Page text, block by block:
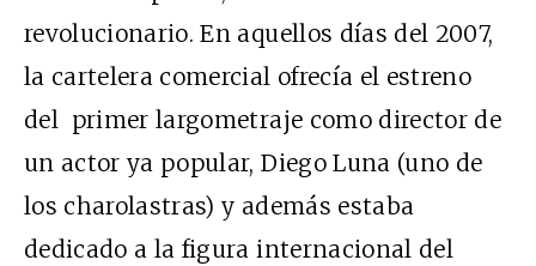
revolucionario. En aquellos días del 2007,
la cartelera comercial ofrecía el estreno
del primer largometraje como director de
un actor ya popular, Diego Luna (uno de
los charolastras) y además estaba
dedicado a la figura internacional del